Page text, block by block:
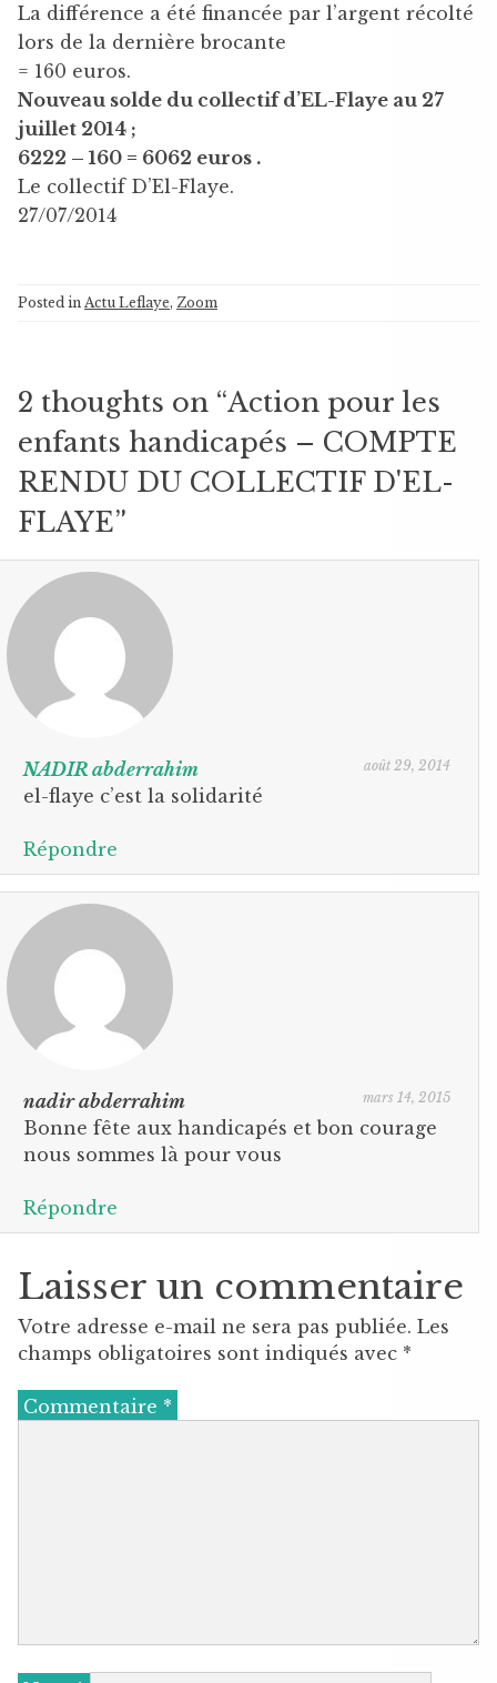
La différence a été financée par l’argent récolté
lors de la dernière brocante
= 160 euros.
Nouveau solde du collectif d’EL-Flaye au 27
juillet 2014 ;
6222 – 160 = 6062 euros .
Le collectif D’El-Flaye.
27/07/2014
Posted in Actu Leflaye, Zoom
2 thoughts on “Action pour les
enfants handicapés – COMPTE
RENDU DU COLLECTIF D'EL-
FLAYE”
NADIR abderrahim août 29, 2014
el-flaye c’est la solidarité
Répondre
nadir abderrahim mars 14, 2015
Bonne fête aux handicapés et bon courage
nous sommes là pour vous
Répondre
Laisser un commentaire
Votre adresse e-mail ne sera pas publiée. Les
champs obligatoires sont indiqués avec *
Commentaire *